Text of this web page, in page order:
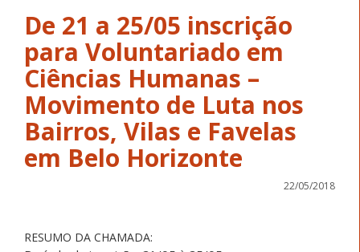
De 21 a 25/05 inscrição
para Voluntariado em
Ciências Humanas –
Movimento de Luta nos
Bairros, Vilas e Favelas
em Belo Horizonte
22/05/2018
RESUMO DA CHAMADA: